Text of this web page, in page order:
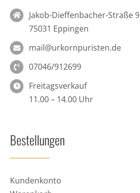
Jakob-Dieffenbacher-Straße 9
75031 Eppingen
mail@urkornpuristen.de
07046/912699
Freitagsverkauf
11.00 – 14.00 Uhr
Bestellungen
Kundenkonto